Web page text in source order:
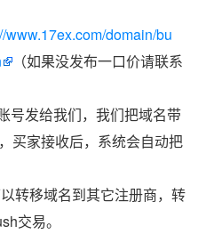
www.17ex.com/domain/bu
（如果没发布一口价请联系
号发给我们，我们把域名带
买家接收后，系统会自动把
转移域名到其它注册商，转
交易。